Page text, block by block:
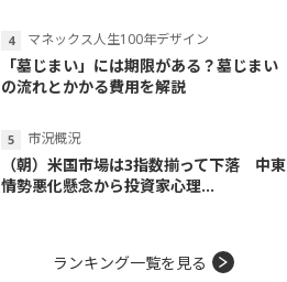
マネックス人生100年デザイン
「墓じまい」には期限がある？墓じまい
の流れとかかる費用を解説
市況概況
（朝）米国市場は3指数揃って下落 中東
情勢悪化懸念から投資家心理...
ランキング一覧を見る